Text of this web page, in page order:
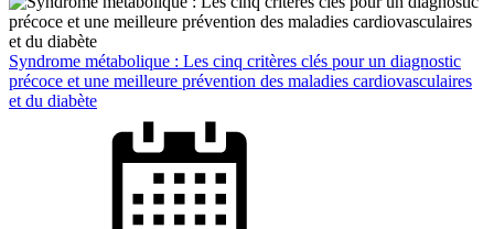
Syndrome métabolique : Les cinq critères clés pour un diagnostic
précoce et une meilleure prévention des maladies cardiovasculaires
et du diabète